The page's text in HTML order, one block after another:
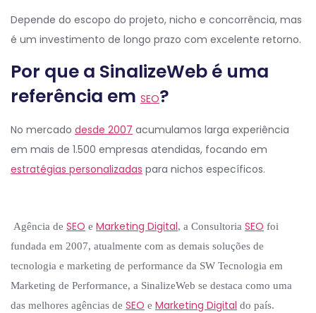
Depende do escopo do projeto, nicho e concorrência, mas
é um investimento de longo prazo com excelente retorno.
Por que a SinalizeWeb é uma
referência em SEO?
No mercado desde 2007 acumulamos larga experiência
em mais de 1.500 empresas atendidas, focando em
estratégias personalizadas para nichos específicos.
Agência de SEO e Marketing Digital, a Consultoria SEO foi
fundada em 2007, atualmente com as demais soluções de
tecnologia e marketing de performance da SW Tecnologia em
Marketing de Performance, a SinalizeWeb se destaca como uma
das melhores agências de SEO e Marketing Digital do país.